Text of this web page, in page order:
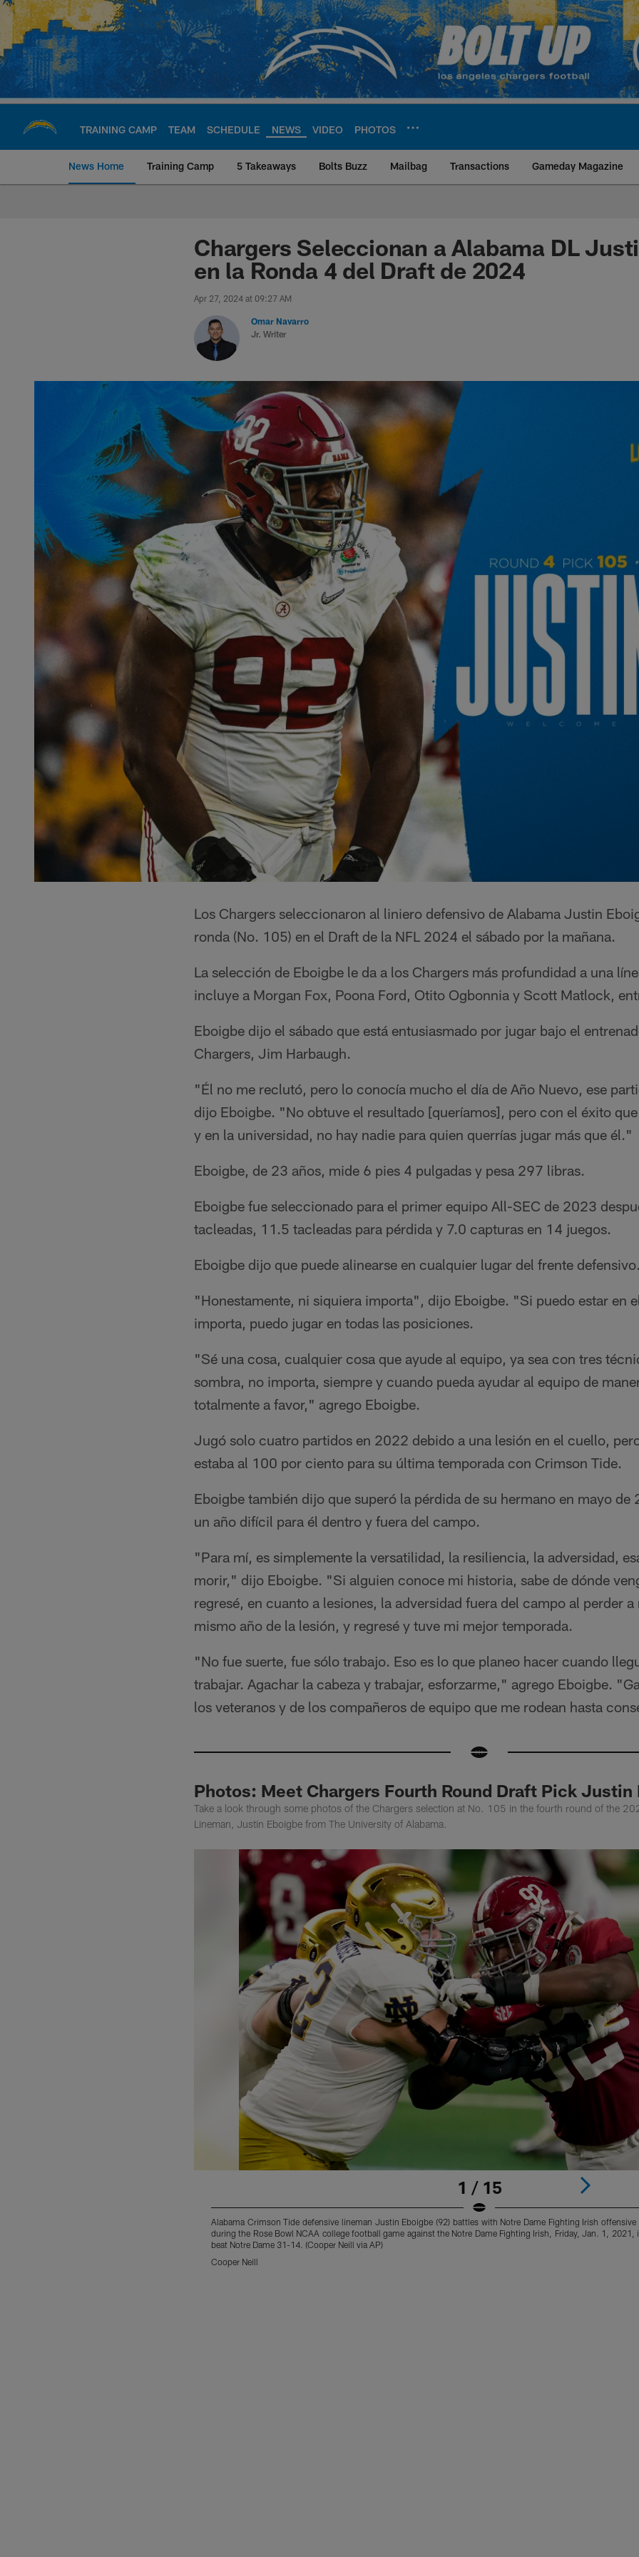
Skip
main
content
TRAINING CAMP TEAM SCHEDULE NEWS VIDEO PHOTOS
News Home Training Camp 5 Takeaways Bolts Buzz Mailbag Transactions Gameday Magazine
Chargers Official Site | Los Angeles
Chargers Seleccionan a Alabama DL
en la Ronda 4 del Draft de 2024
Apr 27, 2024 at 09:27 AM
Omar Navarro
Jr. Writer
Los Chargers seleccionaron al liniero defensivo de Alabama Justin
ronda (No. 105) en el Draft de la NFL 2024 el sábado por la mañana.
La selección de Eboigbe le da a los Chargers más profundidad a una
incluye a Morgan Fox, Poona Ford, Otito Ogbonnia y Scott Matlock,
Eboigbe dijo el sábado que está entusiasmado por jugar bajo el
Chargers, Jim Harbaugh.
"Él no me reclutó, pero lo conocía mucho el día de Año Nuevo, ese
dijo Eboigbe. "No obtuve el resultado [queríamos], pero con el éxito
y en la universidad, no hay nadie para quien querrías jugar más que él."
Eboigbe, de 23 años, mide 6 pies 4 pulgadas y pesa 297 libras.
Eboigbe fue seleccionado para el primer equipo All-SEC de 2023
tacleadas, 11.5 tacleadas para pérdida y 7.0 capturas en 14 juegos.
Eboigbe dijo que puede alinearse en cualquier lugar del frente defensivo.
"Honestamente, ni siquiera importa", dijo Eboigbe. "Si puedo estar en
importa, puedo jugar en todas las posiciones.
"Sé una cosa, cualquier cosa que ayude al equipo, ya sea con tres
sombra, no importa, siempre y cuando pueda ayudar al equipo de
totalmente a favor," agrego Eboigbe.
Jugó solo cuatro partidos en 2022 debido a una lesión en el cuello,
estaba al 100 por ciento para su última temporada con Crimson Tide.
Eboigbe también dijo que superó la pérdida de su hermano en mayo de
un año difícil para él dentro y fuera del campo.
"Para mí, es simplemente la versatilidad, la resiliencia, la adversidad,
morir," dijo Eboigbe. "Si alguien conoce mi historia, sabe de dónde
regresé, en cuanto a lesiones, la adversidad fuera del campo al perder
mismo año de la lesión, y regresé y tuve mi mejor temporada.
"No fue suerte, fue sólo trabajo. Eso es lo que planeo hacer cuando
trabajar. Agachar la cabeza y trabajar, esforzarme," agrego Eboigbe.
los veteranos y de los compañeros de equipo que me rodean hasta
Photos: Meet Chargers Fourth Round Draft Pick Justin
Take a look through some photos of the Chargers selection at No. 105 in the fourth round of the
Lineman, Justin Eboigbe from The University of Alabama.
1 / 15
Alabama Crimson Tide defensive lineman Justin Eboigbe (92) battles with Notre Dame Fighting Irish offensive
during the Rose Bowl NCAA college football game against the Notre Dame Fighting Irish, Friday, Jan. 1, 2021,
beat Notre Dame 31-14. (Cooper Neill via AP)
Cooper Neill